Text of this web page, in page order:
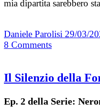
mia dipartita sarebbero
Daniele Parolisi 29/03/
8 Comments
Il Silenzio della
Ep. 2 della Serie: